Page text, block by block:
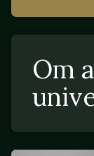
Om